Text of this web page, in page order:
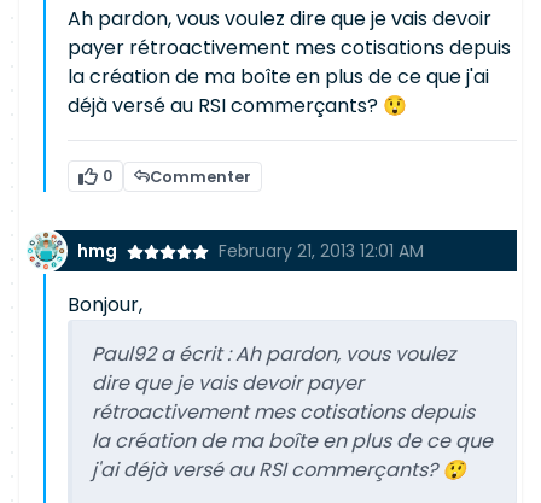
Ah pardon, vous voulez dire que je vais devoir
payer rétroactivement mes cotisations depuis
la création de ma boîte en plus de ce que j'ai
déjà versé au RSI commerçants? 😲
0 Commenter
hmg February 21, 2013 12:01 AM
Bonjour,
Paul92 a écrit :Ah pardon, vous voulez
dire que je vais devoir payer
rétroactivement mes cotisations depuis
la création de ma boîte en plus de ce que
j'ai déjà versé au RSI commerçants? 😲